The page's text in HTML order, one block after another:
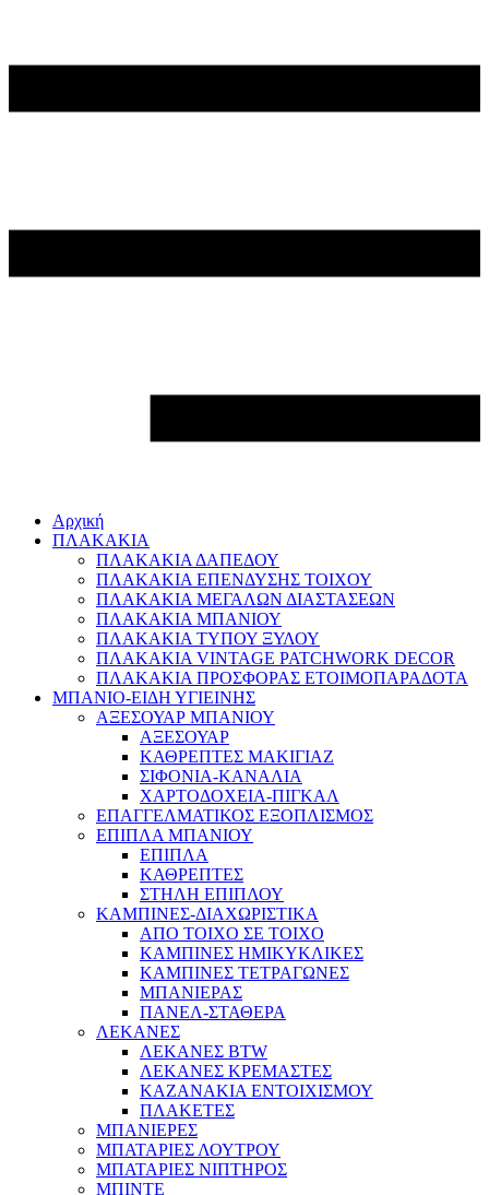
Αρχική
ΠΛΑΚΑΚΙΑ
ΠΛΑΚΑΚΙΑ ΔΑΠΕΔΟΥ
ΠΛΑΚΑΚΙΑ ΕΠΕΝΔΥΣΗΣ ΤΟΙΧΟΥ
ΠΛΑΚΑΚΙΑ ΜΕΓΑΛΩΝ ΔΙΑΣΤΑΣΕΩΝ
ΠΛΑΚΑΚΙΑ ΜΠΑΝΙΟΥ
ΠΛΑΚΑΚΙΑ ΤΥΠΟΥ ΞΥΛΟΥ
ΠΛΑΚΑΚΙΑ VINTAGE PATCHWORK DECOR
ΠΛΑΚΑΚΙΑ ΠΡΟΣΦΟΡΑΣ ΕΤΟΙΜΟΠΑΡΑΔΟΤΑ
ΜΠΑΝΙΟ-ΕΙΔΗ ΥΓΙΕΙΝΗΣ
ΑΞΕΣΟΥΑΡ ΜΠΑΝΙΟΥ
ΑΞΕΣΟΥΑΡ
ΚΑΘΡΕΠΤΕΣ ΜΑΚΙΓΙΑΖ
ΣΙΦΟΝΙΑ-ΚΑΝΑΛΙΑ
ΧΑΡΤΟΔΟΧΕΙΑ-ΠΙΓΚΑΛ
ΕΠΑΓΓΕΛΜΑΤΙΚΟΣ ΕΞΟΠΛΙΣΜΟΣ
ΕΠΙΠΛΑ ΜΠΑΝΙΟΥ
ΕΠΙΠΛΑ
ΚΑΘΡΕΠΤΕΣ
ΣΤΗΛΗ ΕΠΙΠΛΟΥ
ΚΑΜΠΙΝΕΣ-ΔΙΑΧΩΡΙΣΤΙΚΑ
ΑΠΟ ΤΟΙΧΟ ΣΕ ΤΟΙΧΟ
ΚΑΜΠΙΝΕΣ ΗΜΙΚΥΚΛΙΚΕΣ
ΚΑΜΠΙΝΕΣ ΤΕΤΡΑΓΩΝΕΣ
ΜΠΑΝΙΕΡΑΣ
ΠΑΝΕΛ-ΣΤΑΘΕΡΑ
ΛΕΚΑΝΕΣ
ΛΕΚΑΝΕΣ BTW
ΛΕΚΑΝΕΣ ΚΡΕΜΑΣΤΕΣ
ΚΑΖΑΝΑΚΙΑ ΕΝΤΟΙΧΙΣΜΟΥ
ΠΛΑΚΕΤΕΣ
ΜΠΑΝΙΕΡΕΣ
ΜΠΑΤΑΡΙΕΣ ΛΟΥΤΡΟΥ
ΜΠΑΤΑΡΙΕΣ ΝΙΠΤΗΡΟΣ
ΜΠΙΝΤΕ